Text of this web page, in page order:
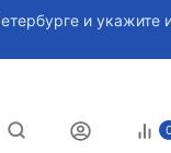
и